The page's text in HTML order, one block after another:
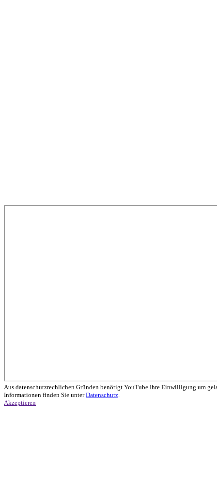
Aus datenschutzrechlichen Gründen benötigt YouTube Ihre Einwilligung um
Informationen finden Sie unterDatenschutz
Akzeptieren